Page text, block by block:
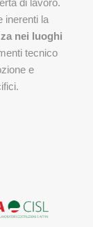
di lavoro.
inerenti la
nei luoghi
tecnico
e